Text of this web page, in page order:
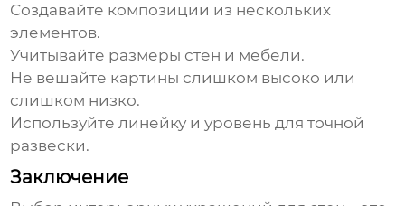
Создавайте композиции из нескольких
элементов.
Учитывайте размеры стен и мебели.
Не вешайте картины слишком высоко или
слишком низко.
Используйте линейку и уровень для точной
развески.
Заключение